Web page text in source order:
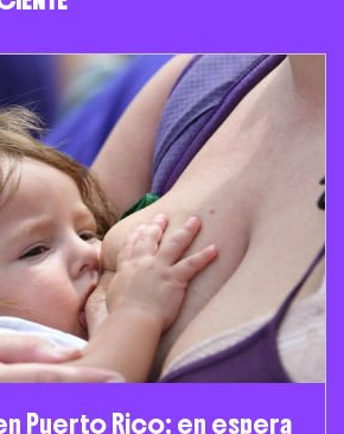
Puerto Rico: en espera